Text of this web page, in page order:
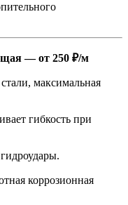
— от 250 ₽/м
максимальная
гибкость при
коррозионная